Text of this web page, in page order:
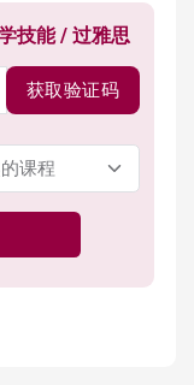
技能 / 过雅思
获取验证码